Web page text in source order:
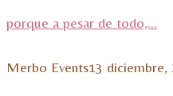
porque a pesar de todo,...
Merbo Events13 diciembre,